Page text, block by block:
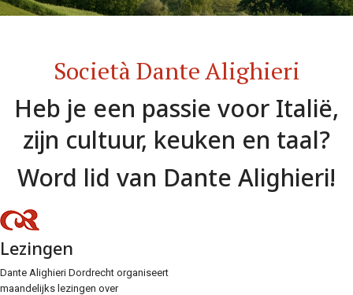
Società Dante Alighieri
Heb je een passie voor Italië,
zijn cultuur, keuken en taal?
Word lid van Dante Alighieri!
Lezingen
Dante Alighieri Dordrecht organiseert
maandelijks lezingen over